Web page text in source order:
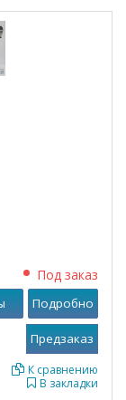
Под заказ
В закладки
К сравнению
Подробно